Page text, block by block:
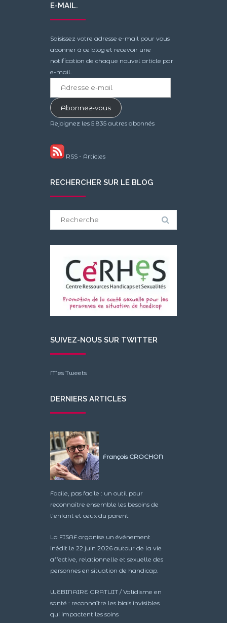
E-MAIL.
Saisissez votre adresse e-mail pour vous
abonner à ce blog et recevoir une
notification de chaque nouvel article par
e-mail.
mailAbonnez-vous
Rejoignez les 5 835 autres abonnés
RSS - Articles
RECHERCHER SUR LE BLOG
SUIVEZ-NOUS SUR TWITTER
Mes Tweets
DERNIERS ARTICLES
François CROCHON
Facile, pas facile : un outil pour
reconnaître ensemble les besoins de
l’enfant et ceux du parent
La FISAF organise un événement
inédit le 22 juin 2026 autour de la vie
affective, relationnelle et sexuelle des
personnes en situation de handicap.
WEBINAIRE GRATUIT / Validisme en
santé : reconnaître les biais invisibles
qui impactent les soins